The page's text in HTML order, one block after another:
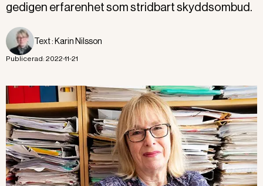
gedigen erfarenhet som stridbart skyddsombud.
Text : Karin Nilsson
Publicerad: 2022-11-21